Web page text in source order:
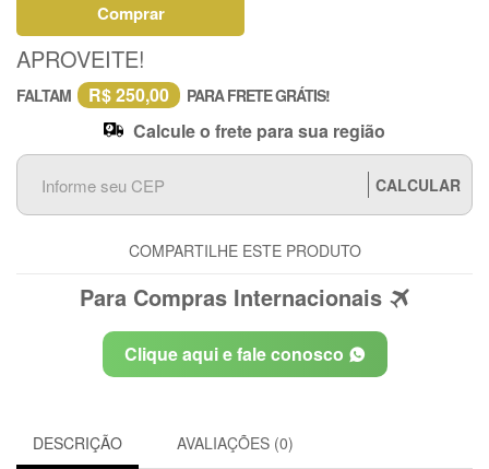
Comprar
APROVEITE!
FALTAM R$ 250,00 PARA FRETE GRÁTIS!
Calcule o frete para sua região
CALCULAR
COMPARTILHE ESTE PRODUTO
Para Compras Internacionais
Clique aqui e fale conosco
DESCRIÇÃO AVALIAÇÕES (0)